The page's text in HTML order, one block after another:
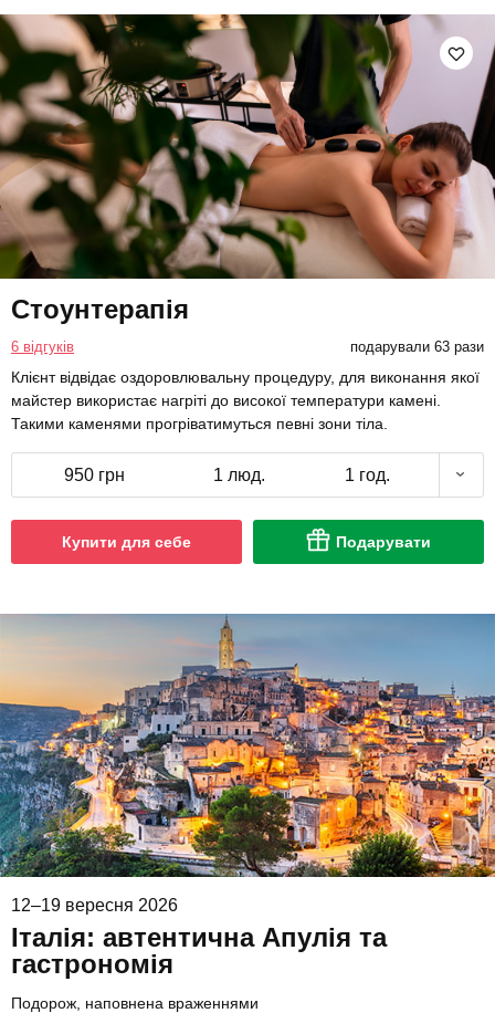
Стоунтерапія
6 відгуків подарували 63 рази
Клієнт відвідає оздоровлювальну процедуру, для виконання якої
майстер використає нагріті до високої температури камені.
Такими каменями прогріватимуться певні зони тіла.
950 грн 1 люд. 1 год.
Купити для себе Подарувати
12–19 вересня 2026
Італія: автентична Апулія та
гастрономія
Подорож, наповнена враженнями